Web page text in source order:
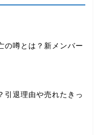
の噂とは？新メンバー
引退理由や売れたきっ